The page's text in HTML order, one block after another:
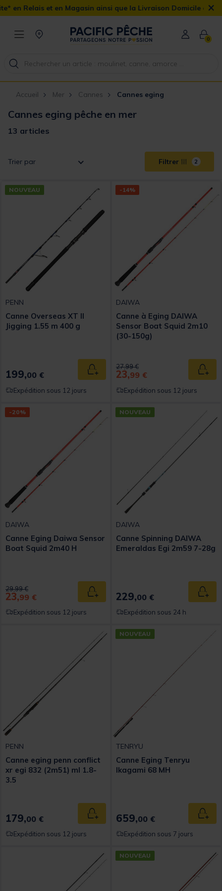
et en Magasin ainsi que la Livraison Domicile offerte dès 90€
×
0
Accueil Mer Cannes Cannes eging
Cannes eging pêche en mer
13 articles
Trier par Filtrer 2
NOUVEAU
PENN
Canne Overseas XT II
Jigging 1.55 m 400 g
199,00 € Ajouter au panier
Expédition sous 12 jours
-14%
DAIWA
Canne à Eging DAIWA
Sensor Boat Squid 2m10
(30-150g)
Price reduced from
27,99 €to
23,99 €
Expédition sous 12 jours
-20%
DAIWA
Canne Eging Daiwa Sensor
Boat Squid 2m40 H
Price reduced from
29,99 €to
23,99 € Ajouter au panier
Expédition sous 12 jours
NOUVEAU
DAIWA
Canne Spinning DAIWA
Emeraldas Egi 2m59 7-28g
229,00 €
Expédition sous 24 h
PENN
Canne eging penn conflict
xr egi 832 (2m51) ml 1.8-
3.5
179,00 € Ajouter au panier
Expédition sous 12 jours
NOUVEAU
TENRYU
Canne Eging Tenryu
Ikagami 68 MH
659,00 €
Expédition sous 7 jours
NOUVEAU